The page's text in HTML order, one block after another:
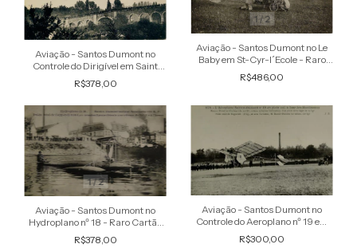
Aviação - Santos Dumont no
Controle do Dirigível em Saint
Cloud - Raro Cartão Postal antigo
original
R$378,00
1/2
Aviação - Santos Dumont no Le
Baby em St-Cyr-l´Ecole - Raro
Cartão Postal antigo original
R$486,00
1/2
Aviação - Santos Dumont no
Hydroplano nº 18 - Raro Cartão
Postal antigo original
R$378,00
Aviação - Santos Dumont no
Controle do Aeroplano nº 19 em
Pleno Vôo - Raro Cartão Postal
antigo original
R$300,00